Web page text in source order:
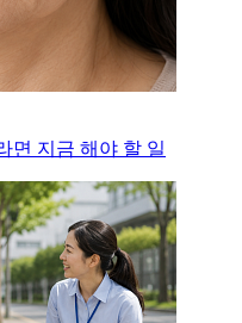
면 지금 해야 할 일